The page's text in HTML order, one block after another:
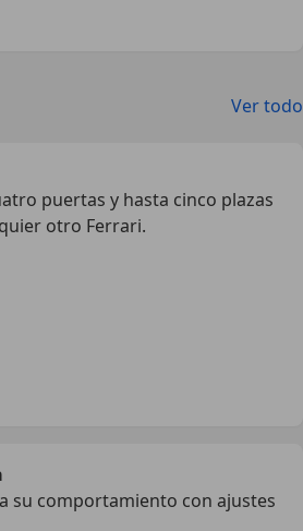
Ver todo
puertas y hasta cinco plazas
otro Ferrari.
su comportamiento con ajustes